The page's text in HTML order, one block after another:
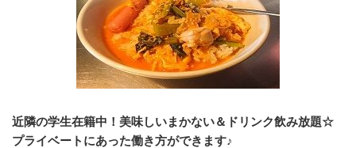
近隣の学生在籍中！美味しいまかない＆ドリンク飲み放題☆
プライベートにあった働き方ができます♪